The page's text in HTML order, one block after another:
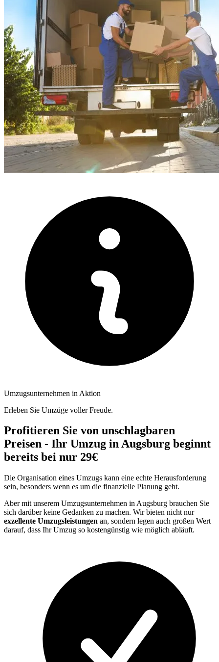
Umzugsunternehmen in Aktion
Erleben Sie Umzüge voller Freude.
Profitieren Sie von unschlagbaren
Preisen - Ihr Umzug in Augsburg beginnt
bereits bei nur 29€
Die Organisation eines Umzugs kann eine echte Herausforderung
sein, besonders wenn es um die finanzielle Planung geht.
Aber mit unserem Umzugsunternehmen in Augsburg brauchen Sie
sich darüber keine Gedanken zu machen. Wir bieten nicht nur
exzellente Umzugsleistungen an, sondern legen auch großen Wert
darauf, dass Ihr Umzug so kostengünstig wie möglich abläuft.